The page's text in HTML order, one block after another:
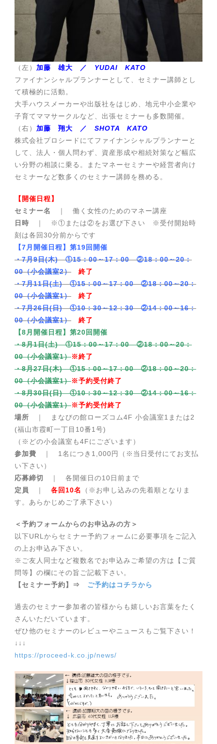
（左） 加藤 雄大 ／ YUDAI KATO
ファイナンシャルプランナーとして、セミナー講師とし
て積極的に活動。
大手ハウスメーカーや出版社をはじめ、地元中小企業や
子育てママサークルなど、出張セミナーも多数開催。
（右） 加藤 翔大 ／ SHOTA KATO
株式会社プロシードにてファイナンシャルプランナーと
して、法人・個人問わず、資産形成や相続対策など幅広
い分野の相談に乗る。またマネーセミナーや経営者向け
セミナーなど数多くのセミナー講師を務める。
【開催日程】
セミナー名
｜ 働く女性のためのマネー講座
日時 ｜ ※①または②をお選び下さい ※受付開始時
刻は各回30分前からです
【7月開催日程】第19回開催
・7月9日(木) ①15：00～17：00 ②18：00～20：
00（小会議室2）
終了
・7月11日(土) ①15：00～17：00 ②18：00～20：
00（小会議室1）
終了
・7月26日(日) ①10：30～12：30 ②14：00～16：
00（小会議室1）
終了
【8月開催日程】第20回開催
・8月1日(土) ①15：00～17：00 ②18：00～20：
00（小会議室1）※終了
・8月27日(木) ①15：00～17：00 ②18：00～20：
00（小会議室1）※予約受付終了
・8月30日(日) ①10：30～12：30 ②14：00～16：
00（小会議室1）※予約受付終了
場所 ｜ まなびの館ローズコム4F 小会議室1または2
(福山市霞町一丁目10番1号)
（※どの小会議室も4Fにございます）
参加費 ｜ 1名につき1,000円（※当日受付にてお支払
い下さい）
応募締切
｜ 各開催日の10日前まで
定員
｜ 各回10名
（※お申し込みの先着順となりま
す。あらかじめご了承下さい）
＜予約フォームからのお申込みの方＞
以下URLからセミナー予約フォームに必要事項をご記入
の上お申込み下さい。
※ご友人同士など複数名でお申込みご希望の方は【ご質
問等】の欄にその旨ご記載下さい。
【セミナー予約】⇒ ご予約はコチラから
過去のセミナー参加者の皆様からも嬉しいお言葉をたく
さんいただいています。
ぜひ他のセミナーのレビューやニュースもご覧下さい！
↓↓↓
https://proceed-k.co.jp/news/